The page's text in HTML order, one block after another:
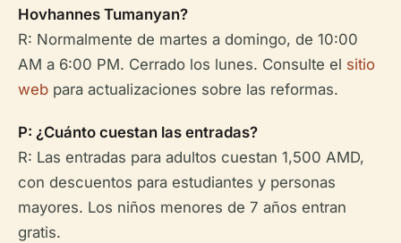
Hovhannes Tumanyan?
R: Normalmente de martes a domingo, de 10:00
AM a 6:00 PM. Cerrado los lunes. Consulte el sitio
web para actualizaciones sobre las reformas.
P: ¿Cuánto cuestan las entradas?
R: Las entradas para adultos cuestan 1,500 AMD,
con descuentos para estudiantes y personas
mayores. Los niños menores de 7 años entran
gratis.